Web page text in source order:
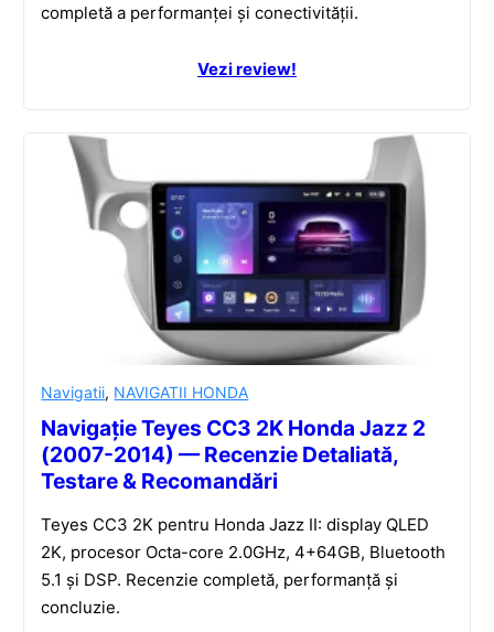
completă a performanței și conectivității.
Vezi review!
Navigatii, NAVIGATII HONDA
Navigație Teyes CC3 2K Honda Jazz 2
(2007-2014) — Recenzie Detaliată,
Testare & Recomandări
Teyes CC3 2K pentru Honda Jazz II: display QLED
2K, procesor Octa-core 2.0GHz, 4+64GB, Bluetooth
5.1 și DSP. Recenzie completă, performanță și
concluzie.